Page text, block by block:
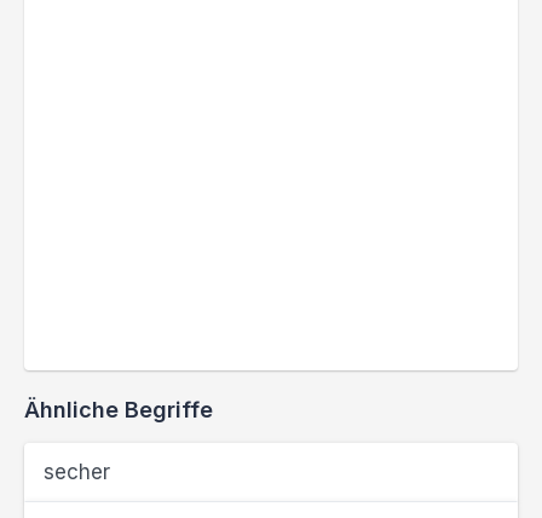
Ähnliche Begriffe
secher